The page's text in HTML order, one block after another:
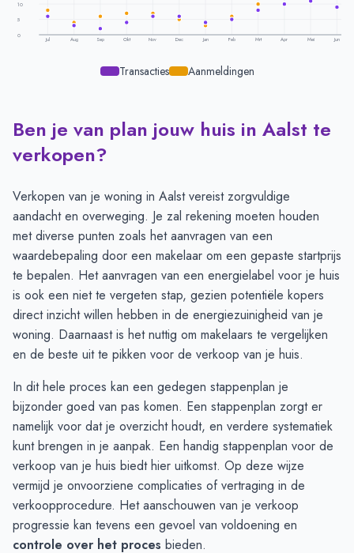
10
5
0
Jul Aug Sep Okt Nov Dec Jan Feb Mrt Apr Mei Jun
Transacties Aanmeldingen
Transacties en aanmeldingen per maand - Aalst
Maand
Transacties
Juli
6
Augustus
4
September
2
6
Oktober
7
November
6
December
6
Januari
4
3
Februari
5
6
Maart
8
10
April
10
13
Juni
9 20
Ben je van plan jouw huis in Aalst te
verkopen?
Verkopen van je woning in Aalst vereist zorgvuldige
aandacht en overweging. Je zal rekening moeten houden
met diverse punten zoals hetaanvragen van een
waardebepaling door een makelaar om een gepaste startprijs
te bepalen. Het aanvragen van een energielabel voor je huis
is ook een niet te vergeten stap, gezien potentiële kopers
direct inzicht willen hebben in de energiezuinigheid van je
woning. Daarnaast is het nuttig om makelaars te vergelijken
en de beste uit te pikken voor de verkoop van je huis.
In dit hele proces kan een gedegen stappenplan je
bijzonder goed van pas komen. Een stappenplan zorgt er
namelijk voor dat je overzicht houdt, en verdere systematiek
kunt brengen in je aanpak. Een handig stappenplan voor de
verkoop van je huis biedt hier uitkomst. Op deze wijze
vermijd je onvoorziene complicaties of vertraging in de
verkoopprocedure. Het aanschouwen van je verkoop
progressie kan tevens een gevoel van voldoening en
controle over het proces bieden.